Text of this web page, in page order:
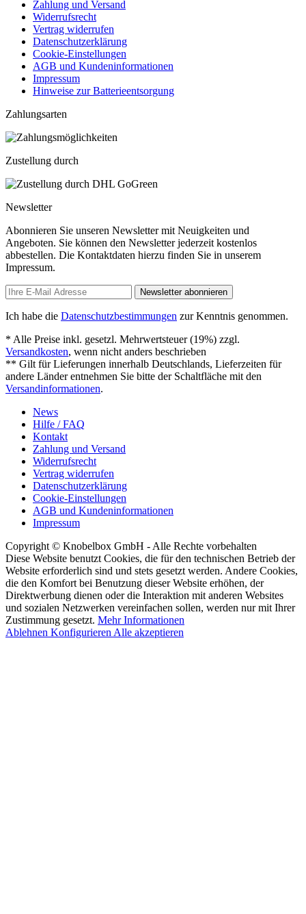
Zahlung und Versand
Widerrufsrecht
Vertrag widerrufen
Datenschutzerklärung
Cookie-Einstellungen
AGB und Kundeninformationen
Impressum
Hinweise zur Batterieentsorgung
Zahlungsarten
Zustellung durch
Newsletter
Abonnieren Sie unseren Newsletter mit Neuigkeiten und
Angeboten. Sie können den Newsletter jederzeit kostenlos
abbestellen. Die Kontaktdaten hierzu finden Sie in unserem
Impressum.
Newsletter abonnieren
Ich habe die Datenschutzbestimmungen zur Kenntnis genommen.
* Alle Preise inkl. gesetzl. Mehrwertsteuer (19%) zzgl.
Versandkosten, wenn nicht anders beschrieben
** Gilt für Lieferungen innerhalb Deutschlands, Lieferzeiten für
andere Länder entnehmen Sie bitte der Schaltfläche mit den
Versandinformationen.
News
Hilfe / FAQ
Kontakt
Zahlung und Versand
Widerrufsrecht
Vertrag widerrufen
Datenschutzerklärung
Cookie-Einstellungen
AGB und Kundeninformationen
Impressum
Copyright © Knobelbox GmbH - Alle Rechte vorbehalten
Diese Website benutzt Cookies, die für den technischen Betrieb der
Website erforderlich sind und stets gesetzt werden. Andere Cookies,
die den Komfort bei Benutzung dieser Website erhöhen, der
Direktwerbung dienen oder die Interaktion mit anderen Websites
und sozialen Netzwerken vereinfachen sollen, werden nur mit Ihrer
Zustimmung gesetzt. Mehr Informationen
Ablehnen Konfigurieren Alle akzeptieren